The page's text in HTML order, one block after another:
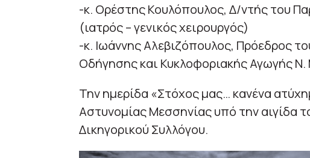
-κ. Ορέστης Κουλόπουλος, Δ/ντής του
(ιατρός – γενικός χειρουργός)
-κ. Ιωάννης Αλεβιζόπουλος, Πρόεδρος
Οδήγησης και Κυκλοφοριακής Αγωγής
Την ημερίδα «Στόχος μας… κανένα
Αστυνομίας Μεσσηνίας υπό την αιγίδα
Δικηγορικού Συλλόγου.